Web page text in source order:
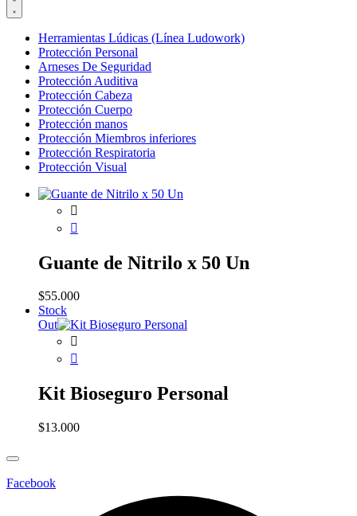
Herramientas Lúdicas (Línea Ludowork)
Protección Personal
Arneses De Seguridad
Protección Auditiva
Protección Cabeza
Protección Cuerpo
Protección manos
Protección Miembros inferiores
Protección Respiratoria
Protección Visual
Guante de Nitrilo x 50 Un
$55.000
Stock
Out
Kit Bioseguro Personal
$13.000
Facebook